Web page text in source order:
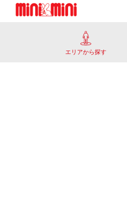
エリアから探す